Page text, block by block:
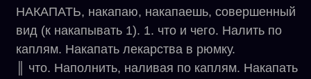
НАКАПАТЬ, накапаю, накапаешь, совершенный
вид (к накапывать 1). 1. что и чего. Налить по
каплям. Накапать лекарства в рюмку.
║ что. Наполнить, наливая по каплям. Накапать